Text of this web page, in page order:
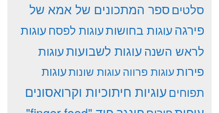
סלטים ספר המתכונים של אמא של
פירגהעוגות בחושותעוגות לפסח עוגות
לראש השנהעוגות לשבועותעוגות
פירותעוגות פרווהעוגות שונותעוגות
תפוחים עוגיות חיתוכיות וקרואסונים